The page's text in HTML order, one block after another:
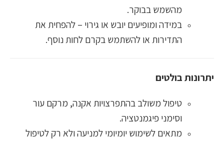
מהשמש בבוקר.
במידה ומופיעים יובש או גירוי – להפחית את
התדירות או להשתמש בקרם לחות נוסף.
יתרונות בולטים
טיפול משולב בהתפרצויות אקנה, מרקם עור
וסימני פיגמנטציה.
מתאים לשימוש יומיומי למניעה ולא רק לטיפול